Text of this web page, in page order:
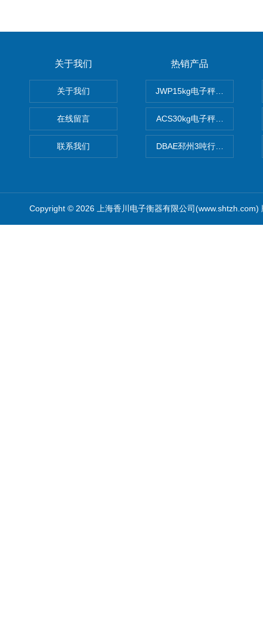
关于我们
关于我们
在线留言
联系我们
热销产品
JWP15kg电子秤价格,15公
ACS30kg电子秤价格,30公
DBAE邳州3吨行车电子吊秤
Copyright © 2026 上海香川电子衡器有限公司(www.shtzh.com)